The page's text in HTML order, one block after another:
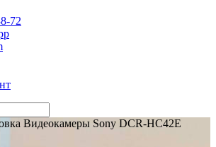
72
Видеокамеры Sony DCR-HC42E